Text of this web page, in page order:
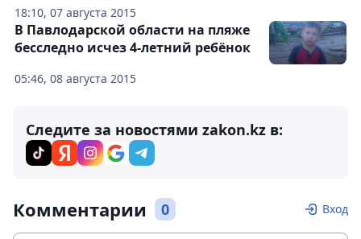
18:10, 07 августа 2015
05:46, 08 августа 2015
В Павлодарской области на пляже
бесследно исчез 4-летний ребёнок
Следите за новостями zakon.kz в:
Комментарии 0 Вход